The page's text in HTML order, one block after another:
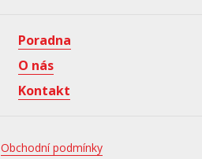
Poradna
O nás
Kontakt
Obchodní podmínky